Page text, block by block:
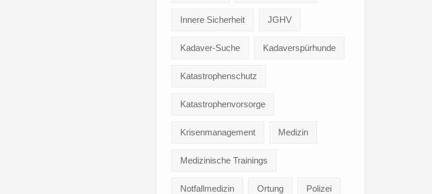
Innere Sicherheit JGHV
Kadaver-Suche Kadaverspürhunde
Katastrophenschutz
Katastrophenvorsorge
Krisenmanagement Medizin
Medizinische Trainings
Notfallmedizin Ortung Polizei